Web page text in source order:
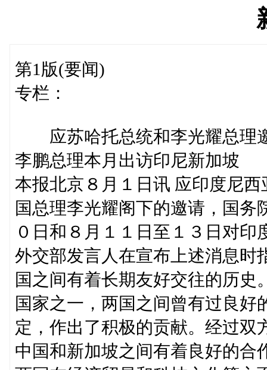
第1版(要闻)
专栏：
应苏哈托总统和李光耀总理
李鹏总理本月出访印尼新加坡
本报北京８月１日讯 应印度尼
国总理李光耀阁下的邀请，国
０日和８月１１日至１３日对
外交部发言人在宣布上述消息时
国之间有着长期友好交往的历
国家之一，两国之间曾有过良
定，作出了积极的贡献。经过双
中国和新加坡之间有着良好的合